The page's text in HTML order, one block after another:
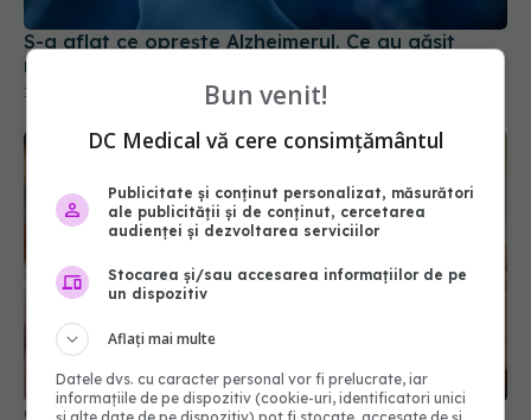
S-a aflat ce oprește Alzheimerul. Ce au găsit
medicii în creierul unui pacient tratat
14 iul 2026, 09:00
Care este legătura dintre durerile de cap și
Bun venit!
DC Medical vă cere consimțământul
Publicitate și conținut personalizat, măsurători
ale publicității și de conținut, cercetarea
audienței și dezvoltarea serviciilor
Stocarea și/sau accesarea informațiilor de pe
un dispozitiv
Aflați mai multe
Datele dvs. cu caracter personal vor fi prelucrate, iar
informațiile de pe dispozitiv (cookie-uri, identificatori unici